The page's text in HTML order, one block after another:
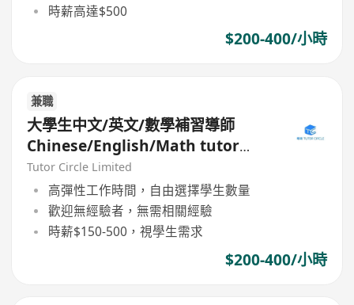
時薪高達$500
$200-400/小時
兼職
大學生中文/英文/數學補習導師
Chinese/English/Math tutor
(Part Time/Freelancer)
Tutor Circle Limited
高彈性工作時間，自由選擇學生數量
歡迎無經驗者，無需相關經驗
時薪$150-500，視學生需求
$200-400/小時